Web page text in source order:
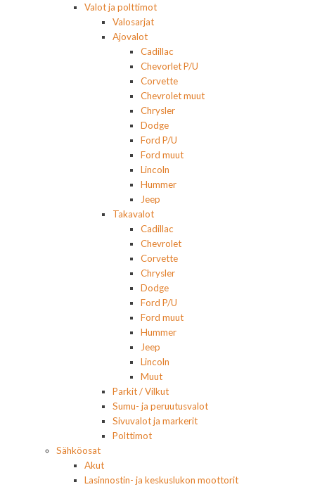
Valot ja polttimot
Valosarjat
Ajovalot
Cadillac
Chevorlet P/U
Corvette
Chevrolet muut
Chrysler
Dodge
Ford P/U
Ford muut
Lincoln
Hummer
Jeep
Takavalot
Cadillac
Chevrolet
Corvette
Chrysler
Dodge
Ford P/U
Ford muut
Hummer
Jeep
Lincoln
Muut
Parkit / Vilkut
Sumu- ja peruutusvalot
Sivuvalot ja markerit
Polttimot
Sähköosat
Akut
Lasinnostin- ja keskuslukon moottorit